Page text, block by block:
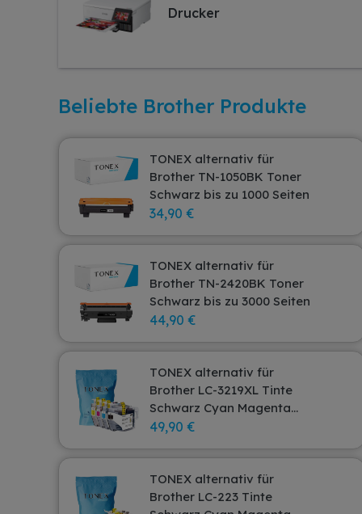
Drucker
Beliebte Brother Produkte
TONEX alternativ für
Brother TN-1050BK Toner
Schwarz bis zu 1000 Seiten
34,90 €
TONEX alternativ für
Brother TN-2420BK Toner
Schwarz bis zu 3000 Seiten
44,90 €
TONEX alternativ für
Brother LC-3219XL Tinte
Schwarz Cyan Magenta
Gelb Spar-Set
49,90 €
TONEX alternativ für
Brother LC-223 Tinte